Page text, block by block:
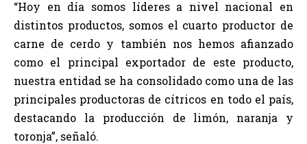
“Hoy en día somos líderes a nivel nacional en
distintos productos, somos el cuarto productor de
carne de cerdo y también nos hemos afianzado
como el principal exportador de este producto,
nuestra entidad se ha consolidado como una de las
principales productoras de cítricos en todo el país,
destacando la producción de limón, naranja y
toronja”, señaló.